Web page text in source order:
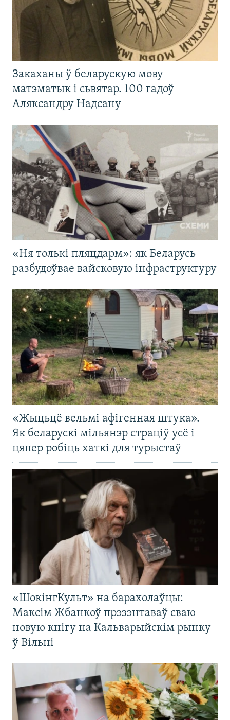
Закаханы ў беларускую мову
матэматык і сьвятар. 100 гадоў
Аляксандру Надсану
«Ня толькі пляцдарм»: як Беларусь
разбудоўвае вайсковую інфраструктуру
«Жыцьцё вельмі афігенная штука».
Як беларускі мільянэр страціў усё і
цяпер робіць хаткі для турыстаў
«ШокінгКульт» на барахолаўцы:
Максім Жбанкоў прэзэнтаваў сваю
новую кнігу на Кальварыйскім рынку
ў Вільні